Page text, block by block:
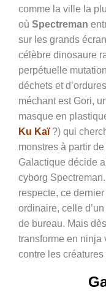
comme la ville la
où Spectreman
sur les grands
célèbre dinosaure
perpétuelle
déchets et
méchant est Gori,
masque en
Ku Kaï?) qui
monstres à partir
Galactique décide
cyborg
respecte, ce
ordinaire, celle
de bureau. Mais
transforme en ninja
contre les